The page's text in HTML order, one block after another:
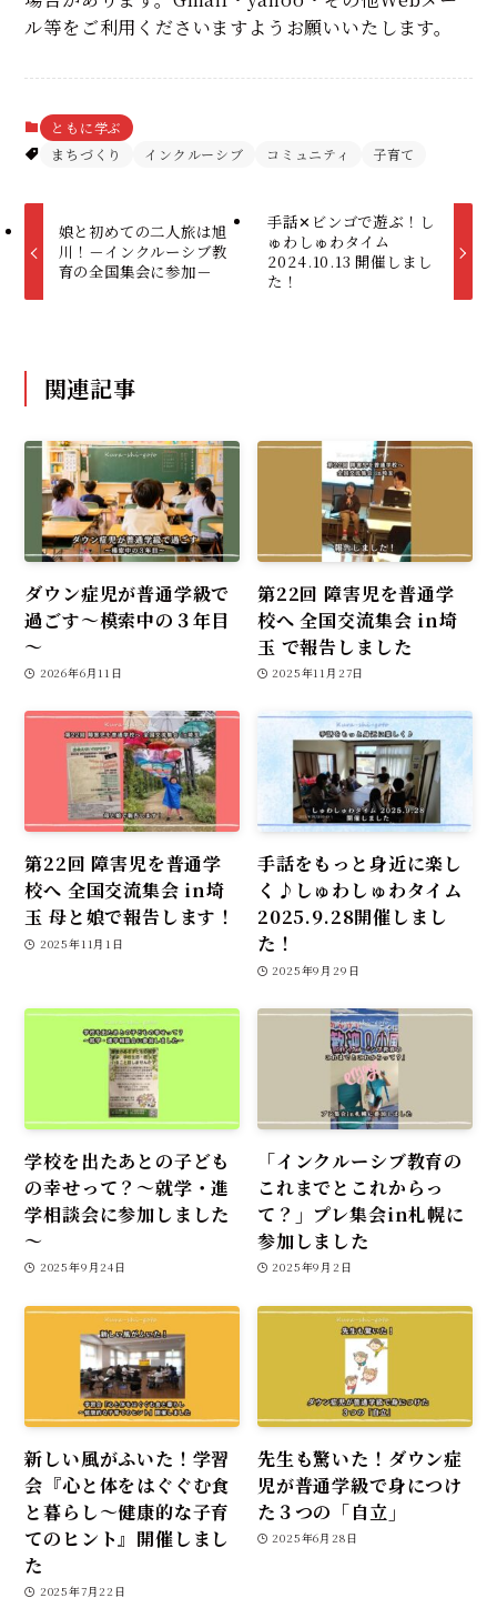
ル等をご利用くださいますようお願いいたします。
ともに学ぶ
まちづくり
インクルーシブ コミュニティ 子育て
娘と初めての二人旅は旭
川！－インクルーシブ教
育の全国集会に参加－
手話✕ビンゴで遊ぶ！し
ゅわしゅわタイム
2024.10.13 開催しまし
た！
関連記事
ダウン症児が普通学級で
過ごす～模索中の３年目
～
2026年6月11日
第22回 障害児を普通学
校へ 全国交流集会 in埼
玉 で報告しました
2025年11月27日
第22回 障害児を普通学
校へ 全国交流集会 in埼
玉 母と娘で報告します！
2025年11月1日
手話をもっと身近に楽し
く♪しゅわしゅわタイム
2025.9.28開催しまし
た！
2025年9月29日
学校を出たあとの子ども
の幸せって？～就学・進
学相談会に参加しました
～
2025年9月24日
「インクルーシブ教育の
これまでとこれからっ
て？」プレ集会in札幌に
参加しました
2025年9月2日
新しい風がふいた！学習
会『心と体をはぐぐむ食
と暮らし～健康的な子育
てのヒント』開催しまし
た
2025年7月22日
先生も驚いた！ダウン症
児が普通学級で身につけ
た３つの「自立」
2025年6月28日